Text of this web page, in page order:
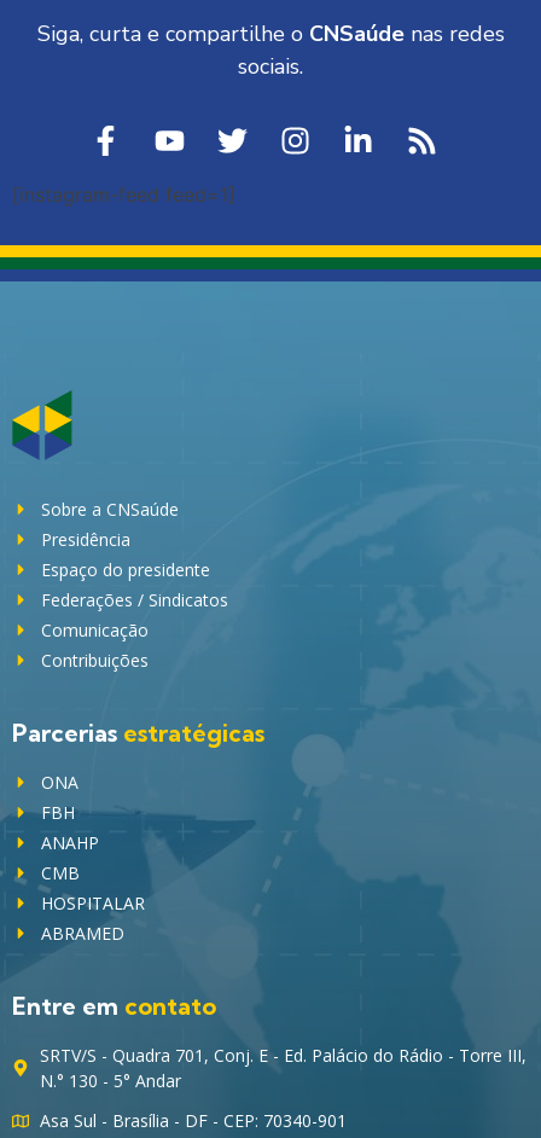
Siga, curta e compartilhe o CNSaúdenas redes
sociais.
[instagram-feed feed=1]
Sobre a CNSaúde
Presidência
Espaço do presidente
Federações / Sindicatos
Comunicação
Contribuições
Parcerias estratégicas
ONA
FBH
ANAHP
CMB
HOSPITALAR
ABRAMED
Entre em contato
SRTV/S - Quadra 701, Conj. E - Ed. Palácio do Rádio - Torre III,
N.° 130 - 5° Andar
Asa Sul - Brasília - DF - CEP: 70340-901